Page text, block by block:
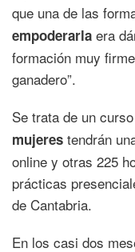
que una de las
empoderarla era
formación muy
ganadero”.
Se trata de un
mujeres tendrán
online y otras 225
prácticas
de Cantabria.
En los casi dos